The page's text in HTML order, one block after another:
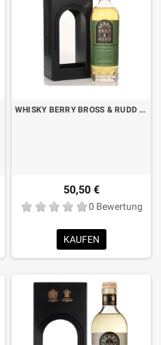
WHISKY BERRY BROSS & RUDD IRISH SINGLE MALT CL.70 MIT KOFFER
50,50 €
0 Bewertung
KAUFEN